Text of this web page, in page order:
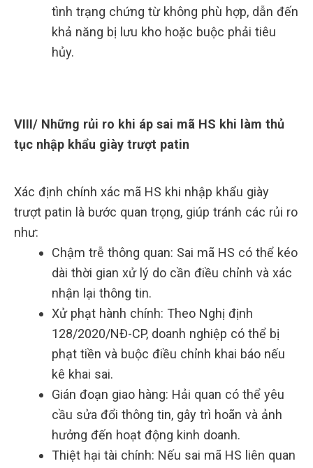
tình trạng chứng từ không phù hợp, dẫn đến
khả năng bị lưu kho hoặc buộc phải tiêu
hủy.
VIII/ Những rủi ro khi áp sai mã HS khi làm thủ
tục nhập khẩu giày trượt patin
Xác định chính xác mã HS khi nhập khẩu giày
trượt patin là bước quan trọng, giúp tránh các rủi ro
như:
Chậm trễ thông quan: Sai mã HS có thể kéo
dài thời gian xử lý do cần điều chỉnh và xác
nhận lại thông tin.
Xử phạt hành chính: Theo Nghị định
128/2020/NĐ-CP, doanh nghiệp có thể bị
phạt tiền và buộc điều chỉnh khai báo nếu
kê khai sai.
Gián đoạn giao hàng: Hải quan có thể yêu
cầu sửa đổi thông tin, gây trì hoãn và ảnh
hưởng đến hoạt động kinh doanh.
Thiệt hại tài chính: Nếu sai mã HS liên quan